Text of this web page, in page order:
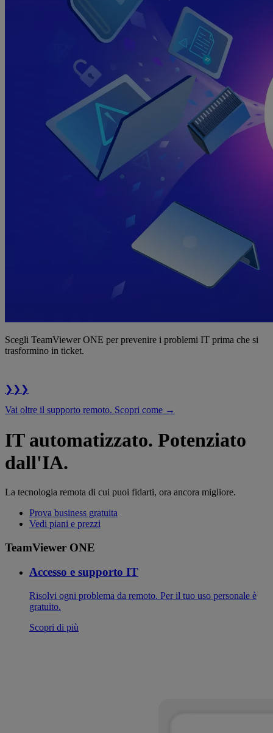
Scegli TeamViewer ONE per prevenire i problemi IT prima che si
trasformino in ticket.
❯❯❯
Vai oltre il supporto remoto. Scopri come →
IT automatizzato. Potenziato
dall'IA.
La tecnologia remota di cui puoi fidarti, ora ancora migliore.
Prova business gratuita
Vedi piani e prezzi
TeamViewer ONE
Accesso e supporto IT
Risolvi ogni problema da remoto. Per il tuo uso personale è
gratuito.
Scopri di più